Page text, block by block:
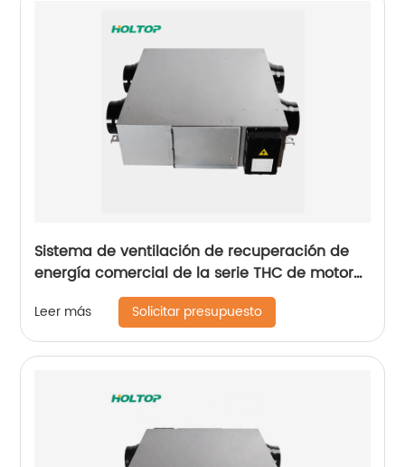
Sistema de ventilación de recuperación de
energía comercial de la serie THC de motor
de CC (ERV 1500-2600 m3/h)
Leer más Solicitar presupuesto